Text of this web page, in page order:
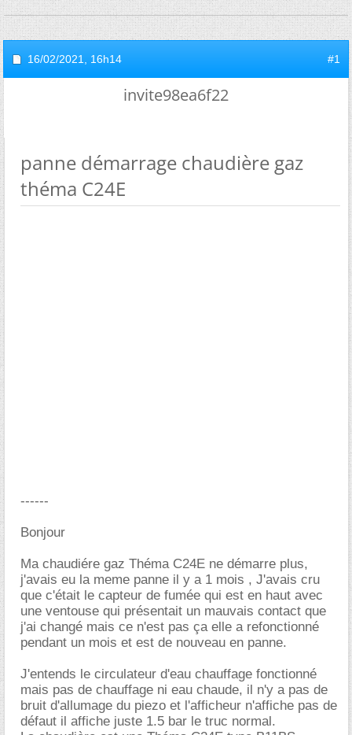
16/02/2021, 16h14 #1
invite98ea6f22
panne démarrage chaudière gaz
théma C24E
------
Bonjour
Ma chaudiére gaz Théma C24E ne démarre plus,
j'avais eu la meme panne il y a 1 mois , J'avais cru
que c'était le capteur de fumée qui est en haut avec
une ventouse qui présentait un mauvais contact que
j'ai changé mais ce n'est pas ça elle a refonctionné
pendant un mois et est de nouveau en panne.
J'entends le circulateur d'eau chauffage fonctionné
mais pas de chauffage ni eau chaude, il n'y a pas de
bruit d'allumage du piezo et l'afficheur n'affiche pas de
défaut il affiche juste 1.5 bar le truc normal.